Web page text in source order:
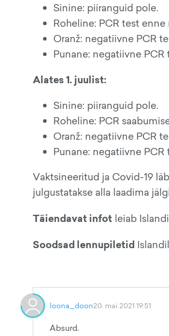
Sinine: piiranguid pole.
Roheline: PCR test enne
Oranž: negatiivne PCR
Punane: negatiivne
Alates 1. juulist:
Sinine: piiranguid pole.
Roheline: PCR
Oranž: negatiivne PCR
Punane: negatiivne
Vaktsineeritud ja Covid-19
julgustatakse alla laadima
Täiendavat infot leiab Islandi
Soodsad lennupiletid
loona_doon20. mai 2021 19:51
Absurd.